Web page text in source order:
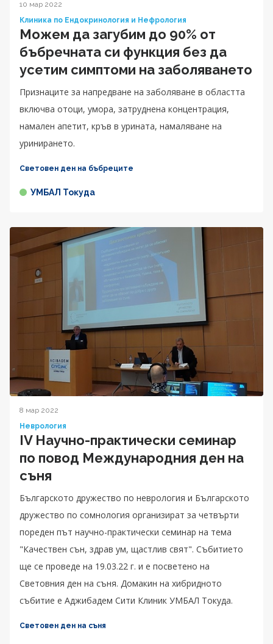
10 мар 2022
Клиника по Ендокринология и Нефрология
Можем да загубим до 90% от
бъбречната си функция без да
усетим симптоми на заболяването
Признаците за напредване на заболяване в областта
включва отоци, умора, затруднена концентрация,
намален апетит, кръв в урината, намаляване на
уринирането.
Световен ден на бъбреците
УМБАЛ Токуда
8 мар 2022
Неврология
IV Научно-практически семинар
по повод Международния ден на
съня
Българското дружество по неврология и Българското
дружество по сомнология организират за четвърти
пореден път научно-практически семинар на тема
"Качествен сън, здрав ум, щастлив свят". Събитието
ще се проведе на 19.03.22 г. и е посветено на
Световния ден на съня. Домакин на хибридното
събитие е Аджибадем Сити Клиник УМБАЛ Токуда.
Световен ден на съня